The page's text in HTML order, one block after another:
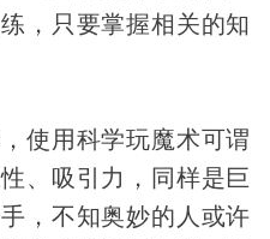
，只要掌握相关的知
使用科学玩魔术可谓
、吸引力，同样是巨
，不知奥妙的人或许